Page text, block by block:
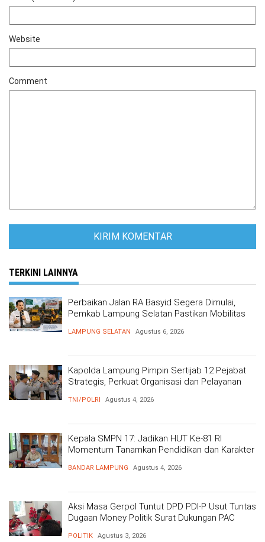
Website
Comment
TERKINI LAINNYA
Perbaikan Jalan RA Basyid Segera Dimulai,
Pemkab Lampung Selatan Pastikan Mobilitas
LAMPUNG SELATAN Agustus 6, 2026
Kapolda Lampung Pimpin Sertijab 12 Pejabat
Strategis, Perkuat Organisasi dan Pelayanan
TNI/POLRI Agustus 4, 2026
Kepala SMPN 17: Jadikan HUT Ke-81 RI
Momentum Tanamkan Pendidikan dan Karakter
BANDAR LAMPUNG Agustus 4, 2026
Aksi Masa Gerpol Tuntut DPD PDI-P Usut Tuntas
Dugaan Money Politik Surat Dukungan PAC
POLITIK Agustus 3, 2026